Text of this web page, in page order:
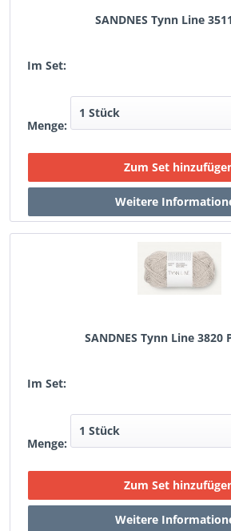
SANDNES Tynn Line
Im Set:
Menge:
SANDNES Tynn Line 3820
Im Set:
Menge: